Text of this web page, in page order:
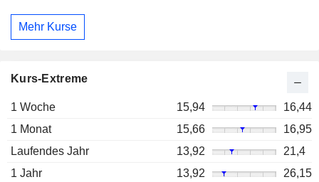
Mehr Kurse
Kurs-Extreme
1 Woche 15,94
16,44
1 Monat
15,66
16,95
Laufendes Jahr
13,92
21,4
1 Jahr
13,92
26,15